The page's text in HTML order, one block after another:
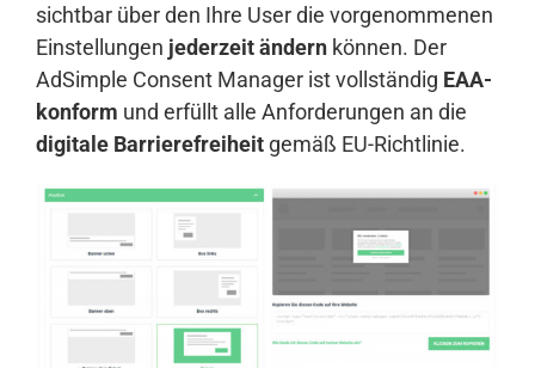
sichtbar über den Ihre User die vorgenommenen
Einstellungen jederzeit ändern können. Der
AdSimple Consent Manager ist vollständig EAA-
konform und erfüllt alle Anforderungen an die
digitale Barrierefreiheit gemäß EU-Richtlinie.